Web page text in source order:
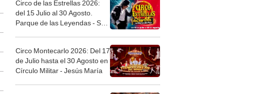
Circo de las Estrellas 2026:
del 15 Julio al 30 Agosto.
Parque de las Leyendas - San
Circo Montecarlo 2026: Del 17
de Julio hasta el 30 Agosto en
Círculo Militar - Jesús María